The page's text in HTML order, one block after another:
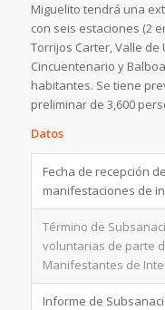
Miguelito tendrá una
con seis estaciones (2
Torrijos Carter, Valle de
Cincuentenario y
habitantes. Se tiene
preliminar de 3,600
Datos
Fecha de recepción de
manifestaciones de
Término de
voluntarias de parte
Manifestantes de
Informe de